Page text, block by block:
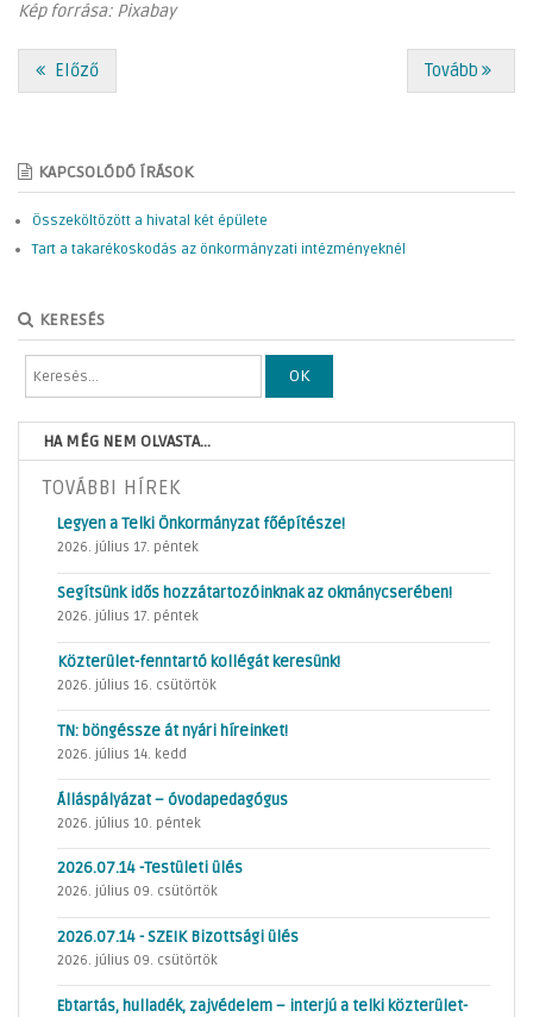
Kép forrása: Pixabay
Előző Tovább
KAPCSOLÓDÓ ÍRÁSOK
Összeköltözött a hivatal két épülete
Tart a takarékoskodás az önkormányzati intézményeknél
KERESÉS
OK
HA MÉG NEM OLVASTA...
TOVÁBBI HÍREK
Legyen a Telki Önkormányzat főépítésze!
2026. július 17. péntek
Segítsünk idős hozzátartozóinknak az okmánycserében!
2026. július 17. péntek
Közterület-fenntartó kollégát keresünk!
2026. július 16. csütörtök
TN: böngéssze át nyári híreinket!
2026. július 14. kedd
Álláspályázat – óvodapedagógus
2026. július 10. péntek
2026.07.14 -Testületi ülés
2026. július 09. csütörtök
2026.07.14 - SZEIK Bizottsági ülés
2026. július 09. csütörtök
Ebtartás, hulladék, zajvédelem – interjú a telki közterület-